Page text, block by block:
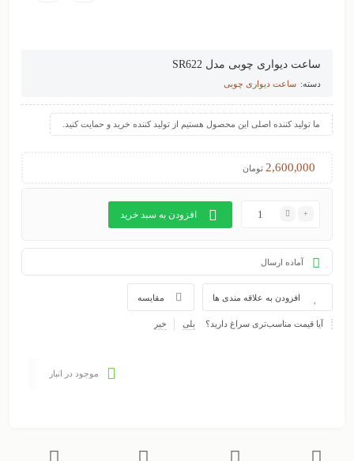
ساعت دیواری چوبی مدل SR622
دسته: ساعت دیواری چوبی
ما تولید کننده اصلی این محصول هستیم از تولید کننده خرید و حمایت کنید.
2,600,000 تومان
افزودن به سبد خرید
آماده ارسال
مقایسه افزودن به علاقه مندی ها
آیا قیمت مناسب‌تری سراغ دارید؟ بلی خیر
موجود در انبار